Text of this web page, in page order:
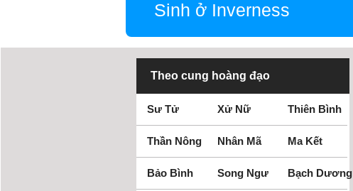
Sinh ở Inverness
Theo cung hoàng đạo
Sư Tử Xử Nữ Thiên Bình
Thần Nông Nhân Mã Ma Kết
Bảo Bình Song Ngư Bạch Dương